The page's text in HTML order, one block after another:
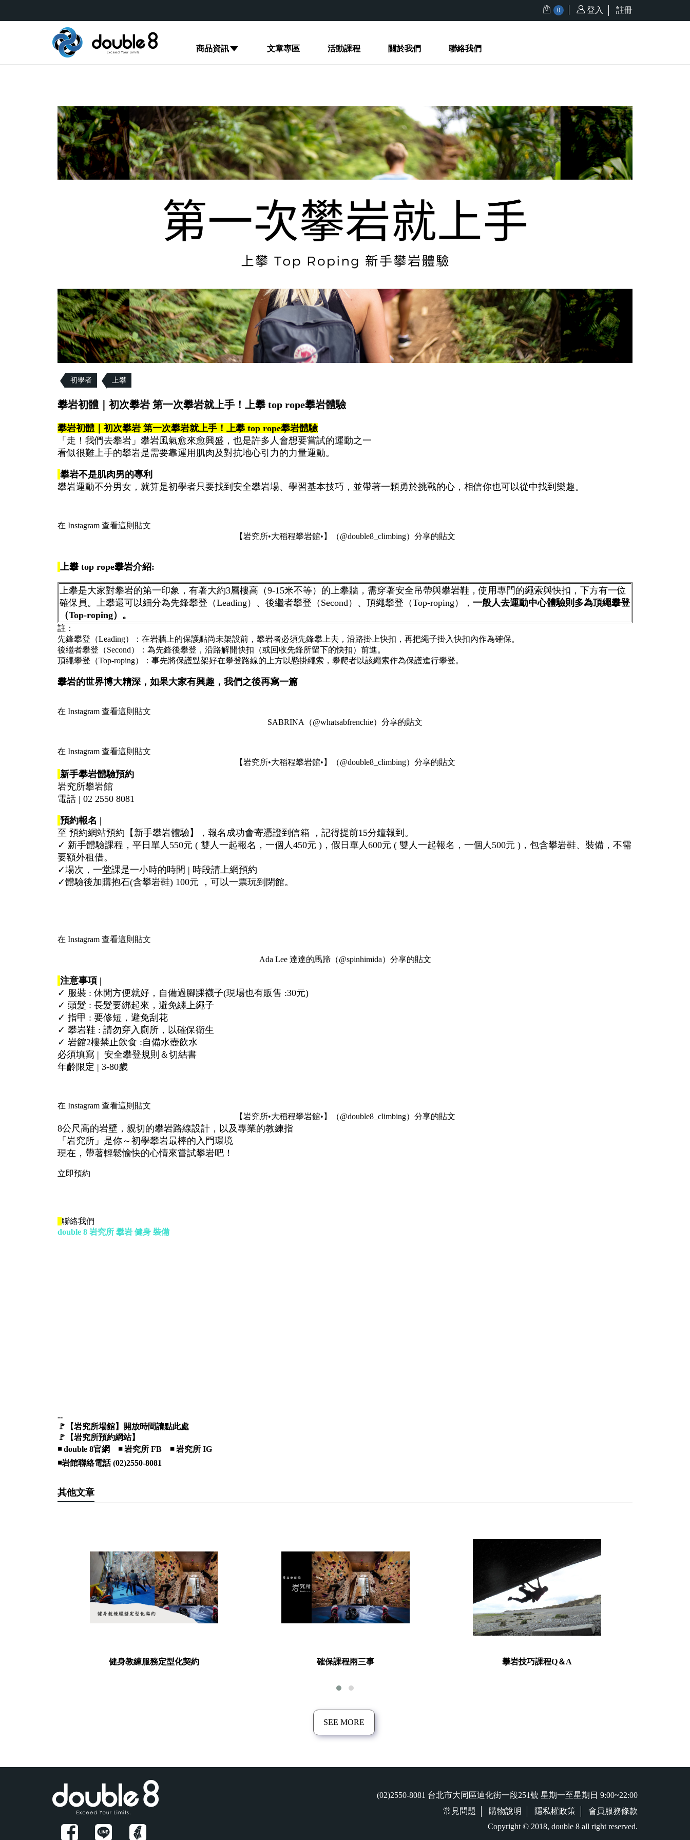
0 登入 註冊
商品資訊 文章專區 活動課程 關於我們 聯絡我們
初學者 上攀
攀岩初體｜初次攀岩 第一次攀岩就上手！上攀 top rope攀岩體驗
攀岩初體｜初次攀岩 第一次攀岩就上手！上攀 top rope攀岩體驗
「走！我們去攀岩」攀岩風氣愈來愈興盛，也是許多人會想要嘗試的運動之一
看似很難上手的攀岩是需要靠運用肌肉及對抗地心引力的力量運動。
攀岩不是肌肉男的專利
攀岩運動不分男女，就算是初學者只要找到安全攀岩場、學習基本技巧，並帶著一顆勇於挑戰的心，相信你也可以從中找到樂趣。
在 Instagram 查看這則貼文
【岩究所•大稻程攀岩館•】（@double8_climbing）分享的貼文
上攀 top rope攀岩介紹:
上攀是大家對攀岩的第一印象，有著大約3層樓高（9-15米不等）的上攀牆，需穿著安全吊帶與攀岩鞋，使用專門的繩索與快扣，下方有一位
確保員。上攀還可以細分為先鋒攀登（Leading）、後繼者攀登（Second）、頂繩攀登（Top-roping）， 一般人去運動中心體驗則多為頂繩攀登
（Top-roping）。
註：
先鋒攀登（Leading）：在岩牆上的保護點尚未架設前，攀岩者必須先鋒攀上去，沿路掛上快扣，再把繩子掛入快扣內作為確保。
後繼者攀登（Second）：為先鋒後攀登，沿路解開快扣（或回收先鋒所留下的快扣）前進。
頂繩攀登（Top-roping）：事先將保護點架好在攀登路線的上方以懸掛繩索，攀爬者以該繩索作為保護進行攀登。
攀岩的世界博大精深，如果大家有興趣，我們之後再寫一篇
在 Instagram 查看這則貼文
SABRINA（@whatsabfrenchie）分享的貼文
在 Instagram 查看這則貼文
【岩究所•大稻程攀岩館•】（@double8_climbing）分享的貼文
新手攀岩體驗預約
岩究所攀岩館
電話 | 02 2550 8081
預約報名 |
至 預約網站預約【新手攀岩體驗】，報名成功會寄憑證到信箱 ，記得提前15分鐘報到。
✓ 新手體驗課程，平日單人550元 ( 雙人一起報名，一個人450元 )，假日單人600元 ( 雙人一起報名，一個人500元 )，包含攀岩鞋、裝備，不需
要額外租借。
✓場次，一堂課是一小時的時間 | 時段請上網預約
✓體驗後加購抱石(含攀岩鞋) 100元 ，可以一票玩到閉館。
在 Instagram 查看這則貼文
Ada Lee 達達的馬蹄（@spinhimida）分享的貼文
注意事項 |
✓ 服裝 : 休閒方便就好，自備過腳踝襪子(現場也有販售 :30元)
✓ 頭髮 : 長髮要綁起來，避免纏上繩子
✓ 指甲 : 要修短，避免刮花
✓ 攀岩鞋 : 請勿穿入廁所，以確保衛生
✓ 岩館2樓禁止飲食 :自備水壺飲水
必須填寫 | 安全攀登規則＆切結書
年齡限定 | 3-80歲
在 Instagram 查看這則貼文
【岩究所•大稻程攀岩館•】（@double8_climbing）分享的貼文
8公尺高的岩壁，親切的攀岩路線設計，以及專業的教練指
「岩究所」是你～初學攀岩最棒的入門環境
現在，帶著輕鬆愉快的心情來嘗試攀岩吧！
立即預約
聯絡我們
double 8 岩究所 攀岩 健身 裝備
--
🚩
【岩究所場館】開放時間請點此處
🚩
【岩究所預約網站】
◾️double 8官網 ◾️岩究所 FB ◾️岩究所 IG
◾️岩館聯絡電話 (02)2550-8081
其他文章
SEE MORE
健身教練服務定型化契約
SEE MORE
確保課程兩三事
SEE MORE
攀岩技巧課程Q＆A
SEE MORE
(02)2550-8081 台北市大同區迪化街一段251號 星期一至星期日 9:00~22:00
常見問題
購物說明 隱私權政策
會員服務條款
Copyright © 2018, double 8 all right reserved.